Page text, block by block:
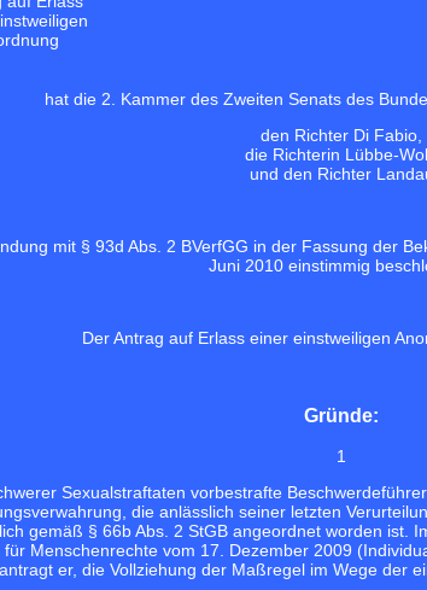
hat die 2. Kammer des Zweiten Senats des
den Richter Di Fabio,
die Richterin Lübbe-
und den Richter
mit § 93d Abs. 2 BVerfGG in der Fassung der
Juni 2010 einstimmig
Der Antrag auf Erlass einer einstweiligen
Gründe:
1
Sexualstraftaten vorbestrafte
die anlässlich seiner letzten
gemäß § 66b Abs. 2 StGB angeordnet worden ist.
Menschenrechte vom 17. Dezember 2009
er, die Vollziehung der Maßregel im Wege der